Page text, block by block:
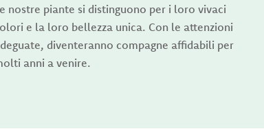
nostre piante si distinguono per i loro vivaci
e la loro bellezza unica. Con le attenzioni
diventeranno compagne affidabili per
anni a venire.